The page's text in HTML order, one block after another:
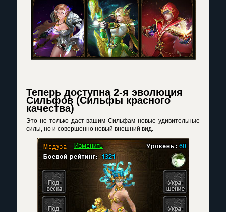
Теперь доступна 2-я эволюция
Сильфов (Сильфы красного
качества)
Это не только даст вашим Сильфам новые удивительные
силы, но и совершенно новый внешний вид.